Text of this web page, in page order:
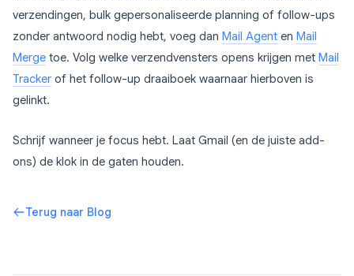
verzendingen, bulk gepersonaliseerde planning of follow-ups
zonder antwoord nodig hebt, voeg dan Mail Agent en Mail
Merge toe. Volg welke verzendvensters opens krijgen met Mail
Tracker of het follow-up draaiboek waarnaar hierboven is
gelinkt.
Schrijf wanneer je focus hebt. Laat Gmail (en de juiste add-
ons) de klok in de gaten houden.
Terug naar Blog